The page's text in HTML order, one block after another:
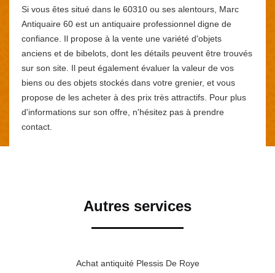
Si vous êtes situé dans le 60310 ou ses alentours, Marc
Antiquaire 60 est un antiquaire professionnel digne de
confiance. Il propose à la vente une variété d'objets
anciens et de bibelots, dont les détails peuvent être trouvés
sur son site. Il peut également évaluer la valeur de vos
biens ou des objets stockés dans votre grenier, et vous
propose de les acheter à des prix très attractifs. Pour plus
d'informations sur son offre, n'hésitez pas à prendre
contact.
Autres services
Achat antiquité Plessis De Roye